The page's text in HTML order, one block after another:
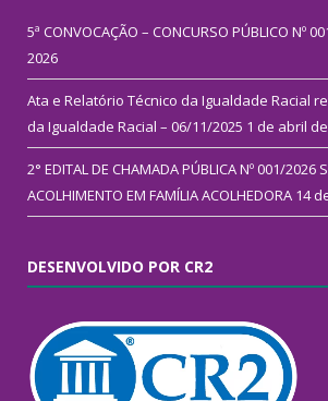
5ª CONVOCAÇÃO – CONCURSO PÚBLICO Nº
2026
Ata e Relatório Técnico da Igualdade Racial
da Igualdade Racial – 06/11/2025 1 de abril
2° EDITAL DE CHAMADA PÚBLICA Nº 001/2026
ACOLHIMENTO EM FAMÍLIA ACOLHEDORA 14
DESENVOLVIDO POR CR2